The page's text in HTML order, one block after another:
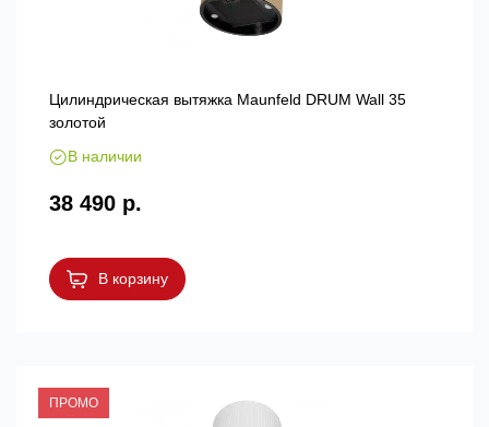
Цилиндрическая вытяжка Maunfeld DRUM Wall 35
золотой
В наличии
38 490 р.
В корзину
ПРОМО